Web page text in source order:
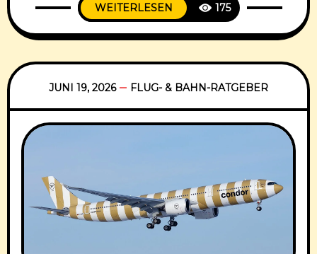
Amsterdam und Toronto Pearson, geplant
Flugzeugtypen mögt, ist das relevant für
Euch. KLM selbst nennt
WEITERLESEN 175
JUNI 19, 2026 FLUG- & BAHN-RATGEBER